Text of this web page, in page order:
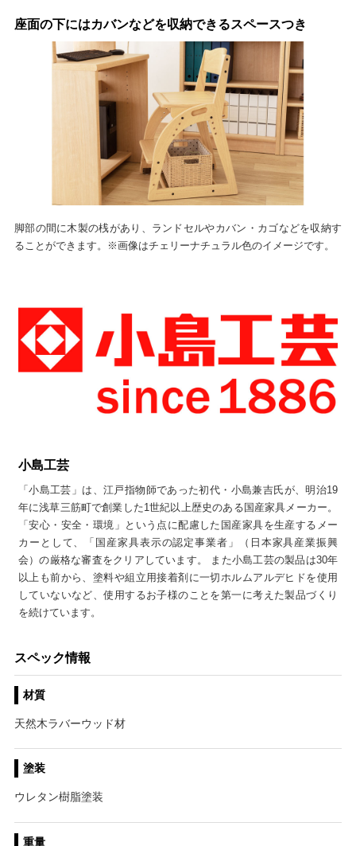
座面の下にはカバンなどを収納できるスペースつき
脚部の間に木製の桟があり、ランドセルやカバン・カゴなどを収納す
ることができます。※画像はチェリーナチュラル色のイメージです。
小島工芸
「小島工芸」は、江戸指物師であった初代・小島兼吉氏が、明治19
年に浅草三筋町で創業した1世紀以上歴史のある国産家具メーカー。
「安心・安全・環境」という点に配慮した国産家具を生産するメー
カーとして、「国産家具表示の認定事業者」（日本家具産業振興
会）の厳格な審査をクリアしています。 また小島工芸の製品は30年
以上も前から、塗料や組立用接着剤に一切ホルムアルデヒドを使用
していないなど、使用するお子様のことを第一に考えた製品づくり
を続けています。
スペック情報
材質
天然木ラバーウッド材
塗装
ウレタン樹脂塗装
重量